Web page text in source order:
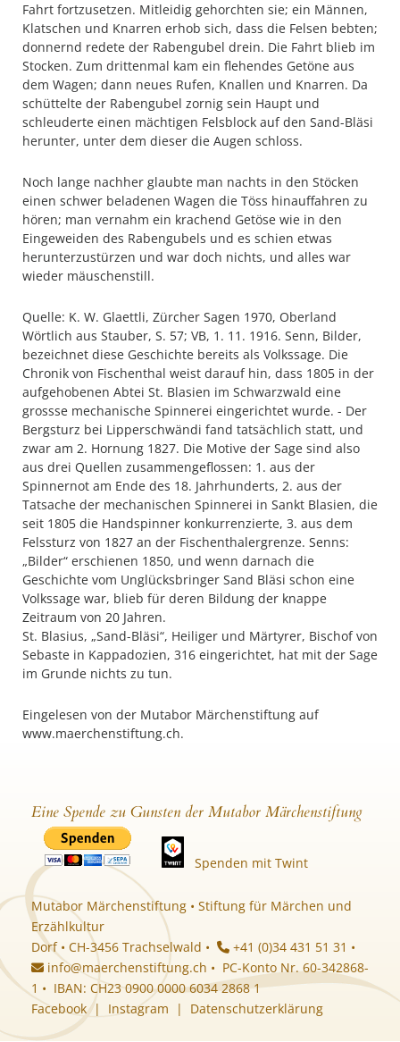
Fahrt fortzusetzen. Mitleidig gehorchten sie; ein Männen,
Klatschen und Knarren erhob sich, dass die Felsen bebten;
donnernd redete der Rabengubel drein. Die Fahrt blieb im
Stocken. Zum drittenmal kam ein flehendes Getöne aus
dem Wagen; dann neues Rufen, Knallen und Knarren. Da
schüttelte der Rabengubel zornig sein Haupt und
schleuderte einen mächtigen Felsblock auf den Sand-Bläsi
herunter, unter dem dieser die Augen schloss.
Noch lange nachher glaubte man nachts in den Stöcken
einen schwer beladenen Wagen die Töss hinauffahren zu
hören; man vernahm ein krachend Getöse wie in den
Eingeweiden des Rabengubels und es schien etwas
herunterzustürzen und war doch nichts, und alles war
wieder mäuschenstill.
Quelle: K. W. Glaettli, Zürcher Sagen 1970, Oberland
Wörtlich aus Stauber, S. 57; VB, 1. 11. 1916. Senn, Bilder,
bezeichnet diese Geschichte bereits als Volkssage. Die
Chronik von Fischenthal weist darauf hin, dass 1805 in der
aufgehobenen Abtei St. Blasien im Schwarzwald eine
grossse mechanische Spinnerei eingerichtet wurde. - Der
Bergsturz bei Lipperschwändi fand tatsächlich statt, und
zwar am 2. Hornung 1827. Die Motive der Sage sind also
aus drei Quellen zusammengeflossen: 1. aus der
Spinnernot am Ende des 18. Jahrhunderts, 2. aus der
Tatsache der mechanischen Spinnerei in Sankt Blasien, die
seit 1805 die Handspinner konkurrenzierte, 3. aus dem
Felssturz von 1827 an der Fischenthalergrenze. Senns:
„Bilder“ erschienen 1850, und wenn darnach die
Geschichte vom Unglücksbringer Sand Bläsi schon eine
Volkssage war, blieb für deren Bildung der knappe
Zeitraum von 20 Jahren.
St. Blasius, „Sand-Bläsi“, Heiliger und Märtyrer, Bischof von
Sebaste in Kappadozien, 316 eingerichtet, hat mit der Sage
im Grunde nichts zu tun.
Eingelesen von der Mutabor Märchenstiftung auf
www.maerchenstiftung.ch.
Eine Spende zu Gunsten der Mutabor Märchenstiftung
Spenden mit Twint
Mutabor Märchenstiftung • Stiftung für Märchen und
Erzählkultur
Dorf • CH-3456 Trachselwald •
+41 (0)34 431 51 31 •
info@maerchenstiftung.ch • PC-Konto Nr. 60-342868-
1 • IBAN: CH23 0900 0000 6034 2868 1
Facebook| Instagram | Datenschutzerklärung